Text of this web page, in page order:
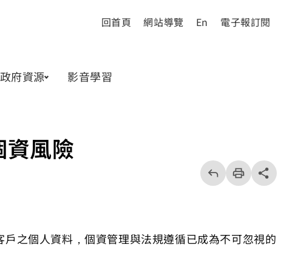
回首頁 網站導覽 En 電子報訂閱
政府資源
影音學習
風險 回
上
一
頁
列
印
share分享按
之個人資料，個資管理與法規遵循已成為不可忽視的